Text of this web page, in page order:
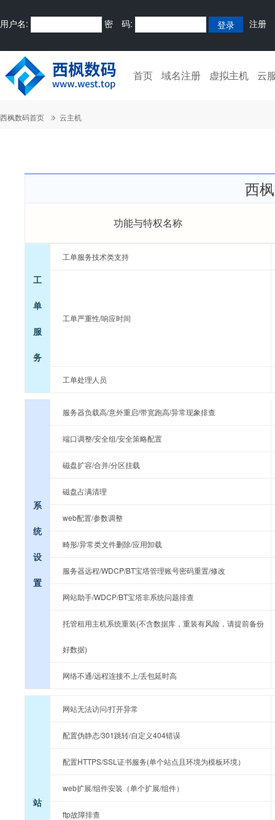
用户名: 密 码: 注册
首页 域名注册 虚拟主机 云
西枫数码首页 云主机
西
功能与特权名称
工
单
服
务
工单服务技术类支持
工单严重性/响应时间
工单处理人员
系
统
设
置
服务器负载高/意外重启/带宽跑高/异常现象排查
端口调整/安全组/安全策略配置
磁盘扩容/合并/分区挂载
磁盘占满清理
web配置/参数调整
畸形/异常类文件删除/应用卸载
服务器远程/WDCP/BT宝塔管理账号密码重置/修改
网站助手/WDCP/BT宝塔非系统问题排查
托管租用主机系统重装(不含数据库，重装有风险，请提前备份
好数据)
网络不通/远程连接不上/丢包延时高
站
网站无法访问/打开异常
配置伪静态/301跳转/自定义404错误
配置HTTPS/SSL证书服务(单个站点且环境为模板环境）
web扩展/组件安装（单个扩展/组件）
ftp故障排查